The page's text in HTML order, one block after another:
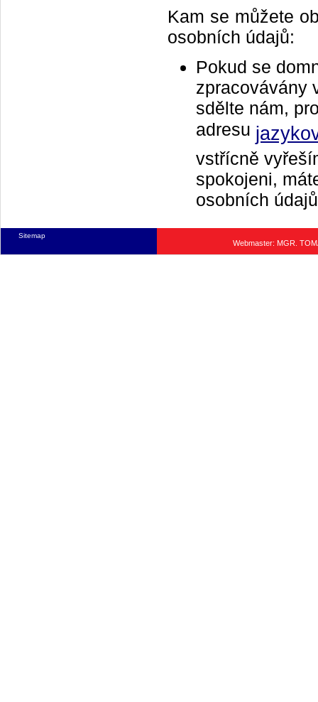
Kam se můžete
osobních údajů:
Pokud se
zpracovávány
sdělte nám,
adresu
vstřícně
spokojeni,
osobních
Webmaster: MGR.
Sitemap